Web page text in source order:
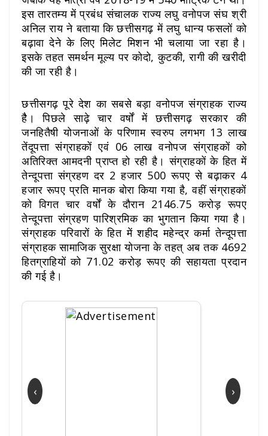
इस तारतम्य में प्रबंध संचालक राज्य लघु वनोपज संघ श्री
अनिल राय ने बताया कि छत्तीसगढ़ में लघु धान्य फसलों को
बढ़ावा देने के लिए मिलेट मिशन भी चलाया जा रहा है।
इसके तहत समर्थन मूल्य पर कोदो, कुटकी, रागी की खरीदी
की जा रही है।
छत्तीसगढ़ पूरे देश का सबसे बड़ा वनोपज संग्राहक राज्य
हैै। पिछले साढ़े चार वर्षों में छत्तीसगढ़ सरकार की
जनहितैषी योजनाओं के परिणाम स्वरुप लगभग 13 लाख
तेंदूपत्ता संग्राहकों एवं 06 लाख वनोपज संग्राहकों को
अतिरिक्त आमदनी प्राप्त हो रही है। संग्राहकों के हित में
तेन्दूपत्ता संग्रहण दर 2 हजार 500 रूपए से बढ़ाकर 4
हजार रूपए प्रति मानक बोरा किया गया है, वहीं संग्राहकों
को विगत चार वर्षों के दौरान 2146.75 करोड़ रूपए
तेन्दूपत्ता संग्रहण पारिश्रमिक का भुगतान किया गया है।
संग्राहक परिवारों के हित में शहीद महेन्द्र कर्मा तेन्दूपत्ता
संग्राहक सामाजिक सुरक्षा योजना के तहत् अब तक 4692
हितग्राहियों को 71.02 करोड़ रूपए की सहायता प्रदान
की गई है।
‹ ›